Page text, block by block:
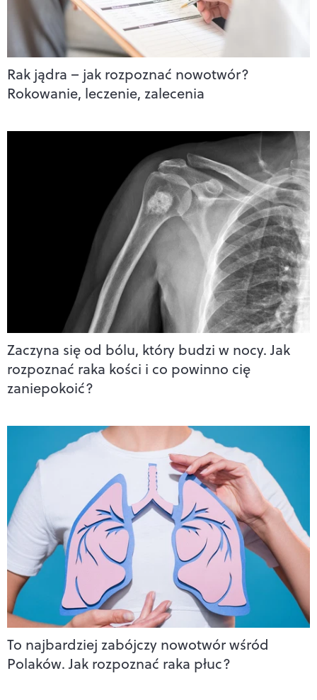
Rak jądra – jak rozpoznać nowotwór?
Rokowanie, leczenie, zalecenia
Zaczyna się od bólu, który budzi w nocy. Jak
rozpoznać raka kości i co powinno cię
zaniepokoić?
To najbardziej zabójczy nowotwór wśród
Polaków. Jak rozpoznać raka płuc?